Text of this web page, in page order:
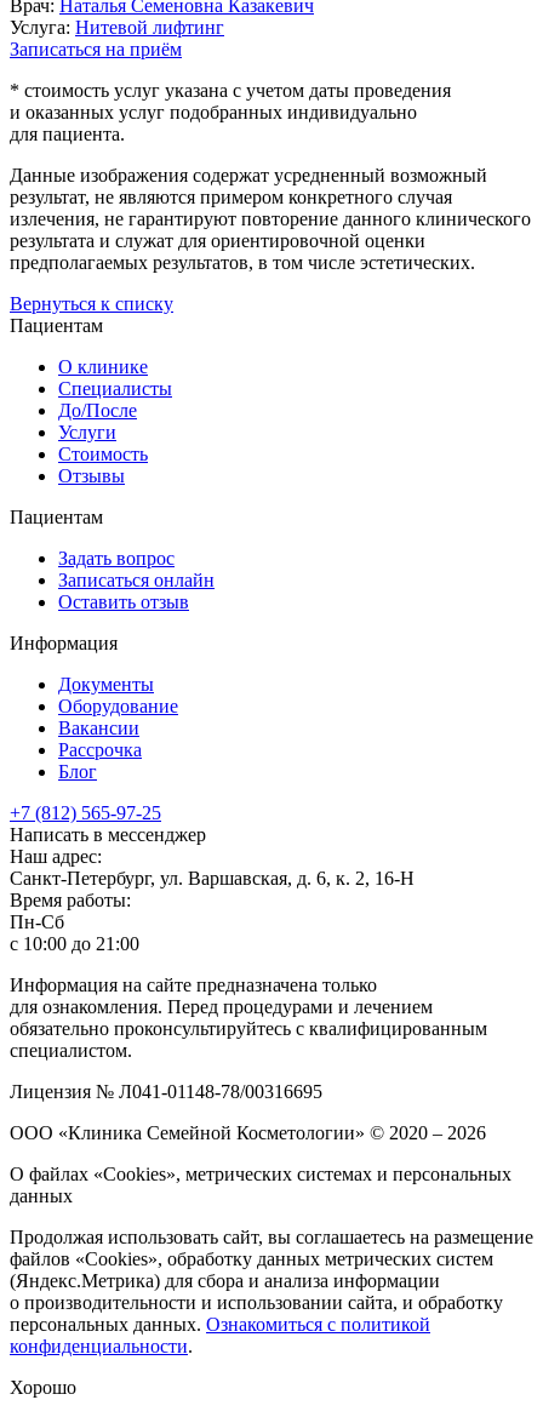
Врач: Наталья Семеновна Казакевич
Услуга: Нитевой лифтинг
Записаться на приём
* стоимость услуг указана с учетом даты проведения
и оказанных услуг подобранных индивидуально
для пациента.
Данные изображения содержат усредненный возможный
результат, не являются примером конкретного случая
излечения, не гарантируют повторение данного клинического
результата и служат для ориентировочной оценки
предполагаемых результатов, в том числе эстетических.
Вернуться к списку
Пациентам
О клинике
Специалисты
До/После
Услуги
Стоимость
Отзывы
Пациентам
Задать вопрос
Записаться онлайн
Оставить отзыв
Информация
Документы
Оборудование
Вакансии
Рассрочка
Блог
+7 (812) 565-97-25
Написать в мессенджер
Наш адрес:
Санкт-Петербург, ул. Варшавская, д. 6, к. 2, 16-Н
Время работы:
Пн-Сб
с 10:00 до 21:00
Информация на сайте предназначена только
для ознакомления. Перед процедурами и лечением
обязательно проконсультируйтесь с квалифицированным
специалистом.
Лицензия № Л041-01148-78/00316695
ООО «Клиника Семейной Косметологии» © 2020 – 2026
О файлах «Cookies», метрических системах и персональных
данных
Продолжая использовать сайт, вы соглашаетесь на размещение
файлов «Cookies», обработку данных метрических систем
(Яндекс.Метрика) для сбора и анализа информации
о производительности и использовании сайта, и обработку
персональных данных. Ознакомиться с политикой
конфиденциальности.
Хорошо